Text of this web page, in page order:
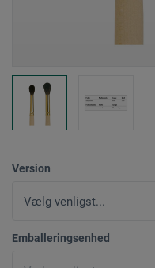
Version
Emballeringsenhed